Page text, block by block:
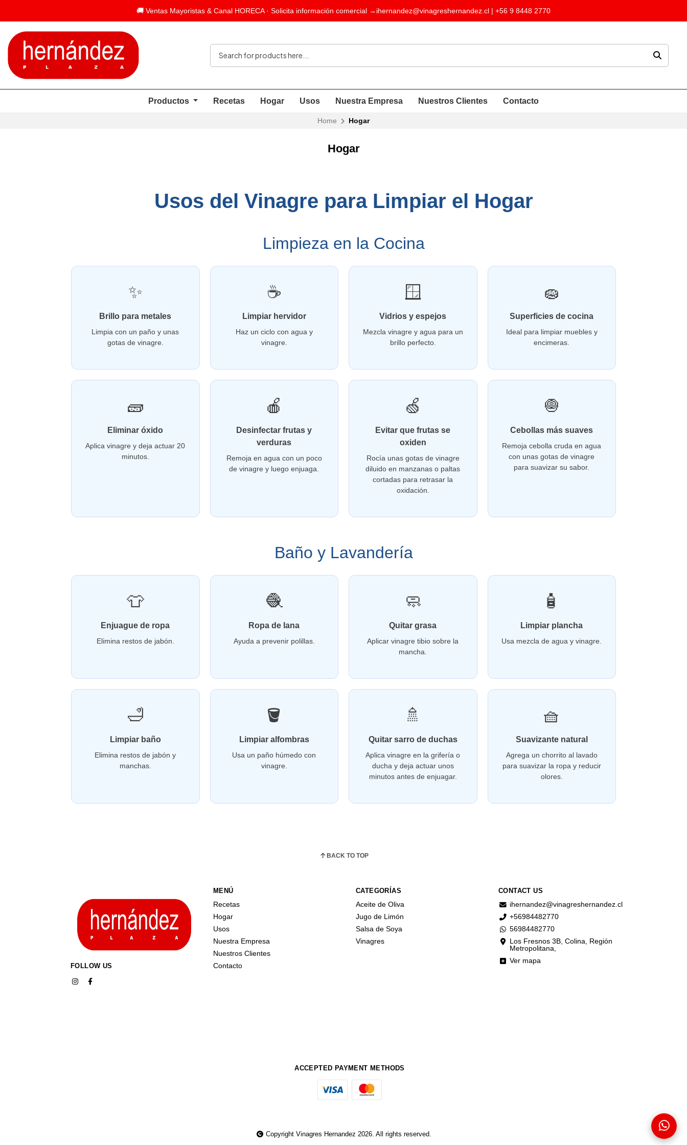
🚚 Ventas Mayoristas & Canal HORECA · Solicita información comercial → ihernandez@vinagreshernandez.cl | +56 9 8448 2770
Productos Recetas Hogar Usos Nuestra Empresa Nuestros Clientes Contacto
Home Hogar
Hogar
Usos del Vinagre para Limpiar el Hogar
Limpieza en la Cocina
✨
Brillo para metales
Limpia con un paño y unas
gotas de vinagre.
☕
Limpiar hervidor
Haz un ciclo con agua y
vinagre.
🪟
Vidrios y espejos
Mezcla vinagre y agua para un
brillo perfecto.
🧽
Superficies de cocina
Ideal para limpiar muebles y
encimeras.
🧱
Eliminar óxido
Aplica vinagre y deja actuar 20
minutos.
🍎
Desinfectar frutas y
verduras
Remoja en agua con un poco
de vinagre y luego enjuaga.
🍏
Evitar que frutas se
oxiden
Rocía unas gotas de vinagre
diluido en manzanas o paltas
cortadas para retrasar la
oxidación.
🧅
Cebollas más suaves
Remoja cebolla cruda en agua
con unas gotas de vinagre
para suavizar su sabor.
Baño y Lavandería
👕
Enjuague de ropa
Elimina restos de jabón.
🧶
Ropa de lana
Ayuda a prevenir polillas.
🧼
Quitar grasa
Aplicar vinagre tibio sobre la
mancha.
🧴
Limpiar plancha
Usa mezcla de agua y vinagre.
🛁
Limpiar baño
Elimina restos de jabón y
manchas.
🪣
Limpiar alfombras
Usa un paño húmedo con
vinagre.
🚿
Quitar sarro de duchas
Aplica vinagre en la grifería o
ducha y deja actuar unos
minutos antes de enjuagar.
🧺
Suavizante natural
Agrega un chorrito al lavado
para suavizar la ropa y reducir
olores.
BACK TO TOP
FOLLOW US
MENÚ
Recetas
Hogar
Usos
Nuestra Empresa
Nuestros Clientes
Contacto
CATEGORÍAS
Aceite de Oliva
Jugo de Limón
Salsa de Soya
Vinagres
CONTACT US
ihernandez@vinagreshernandez.cl
+56984482770
56984482770
Los Fresnos 3B, Colina, Región
Metropolitana,
Ver mapa
ACCEPTED PAYMENT METHODS
Copyright Vinagres Hernandez 2026. All rights reserved.